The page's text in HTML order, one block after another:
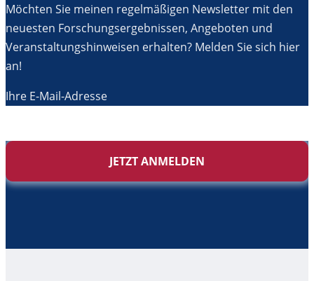
Möchten Sie meinen regelmäßigen Newsletter mit den
neuesten Forschungsergebnissen, Angeboten und
Veranstaltungshinweisen erhalten? Melden Sie sich hier
an!
Ihre E-Mail-Adresse
JETZT ANMELDEN